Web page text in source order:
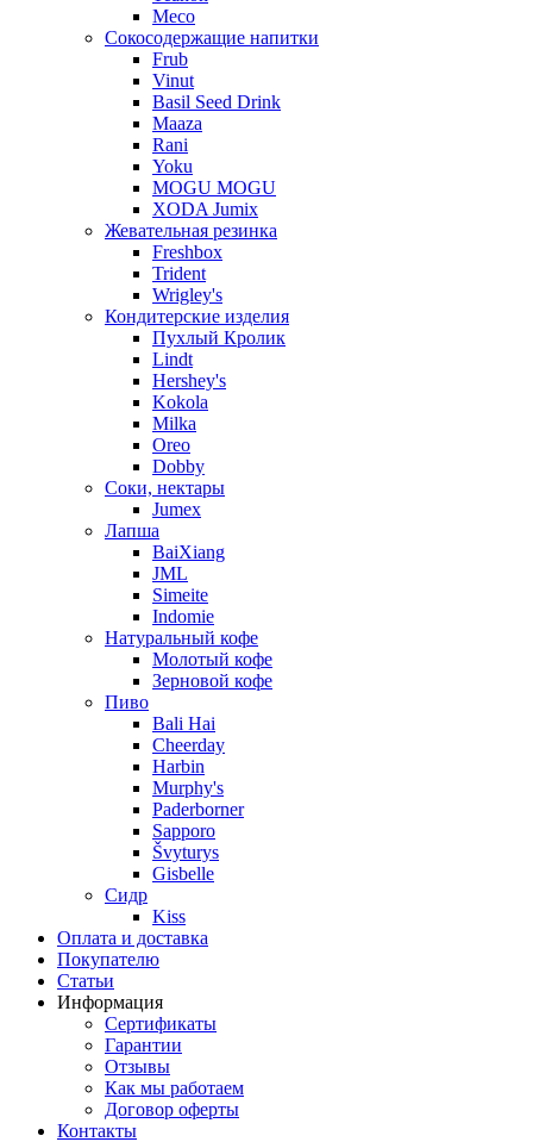
Meco
Сокосодержащие напитки
Frub
Vinut
Basil Seed Drink
Maaza
Rani
Yoku
MOGU MOGU
XODA Jumix
Жевательная резинка
Freshbox
Trident
Wrigley's
Кондитерские изделия
Пухлый Кролик
Lindt
Hershey's
Kokola
Milka
Oreo
Dobby
Соки, нектары
Jumex
Лапша
BaiXiang
JML
Simeite
Indomie
Натуральный кофе
Молотый кофе
Зерновой кофе
Пиво
Bali Hai
Cheerday
Harbin
Murphy's
Paderborner
Sapporo
Švyturys
Gisbelle
Сидр
Kiss
Оплата и доставка
Покупателю
Статьи
Информация
Сертификаты
Гарантии
Отзывы
Как мы работаем
Договор оферты
Контакты